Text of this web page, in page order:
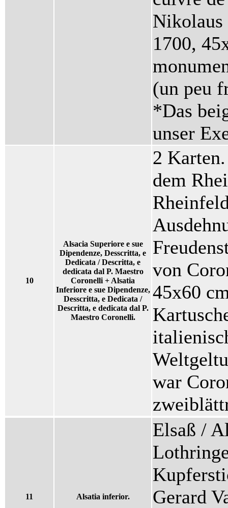
Nikolaus
1700,
(un peu
*Das
unser
10
Alsacia Superiore e sue
Dipendenze, Desscritta, e
Dedicata / Descritta, e
dedicata dal P. Maestro
Coronelli + Alsatia
Inferiore e sue Dipendenze,
Desscritta, e Dedicata /
Descritta, e dedicata dal P.
Maestro Coronelli.
2
dem
von
45x60
war
11 Alsatia inferior.
Elsaß /
Gerard